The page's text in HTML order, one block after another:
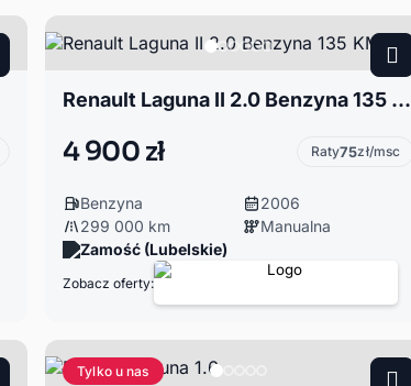
Renault Laguna II 2.0 Benzyna 135 KM
4 900 zł Raty75zł/msc
Benzyna
2006
299 000 km
Manualna
Zamość (Lubelskie)
Zobacz oferty:
Tylko u nas